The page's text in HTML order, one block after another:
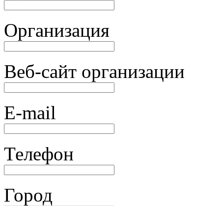
Организация
Веб-сайт организации
E-mail
Телефон
Город